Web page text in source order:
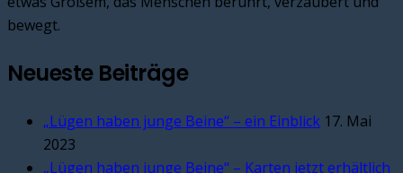
bewegt.
Neueste Beiträge
„Lügen haben junge Beine“ – ein Einblick 17. Mai
2023
„Lügen haben junge Beine“ – Karten jetzt erhältlich